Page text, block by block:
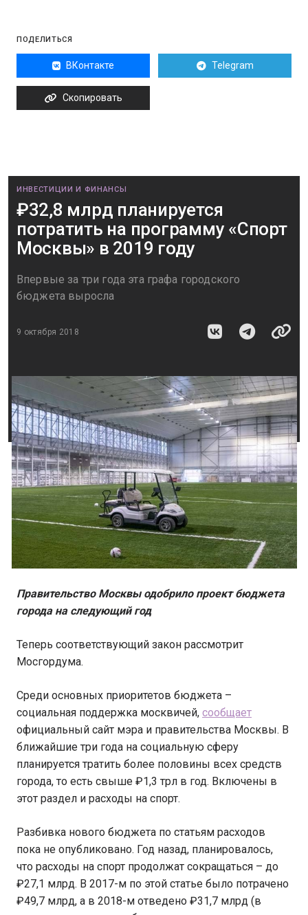
ПОДЕЛИТЬСЯ
ВКонтакте Telegram
Скопировать
ИНВЕСТИЦИИ И ФИНАНСЫ
₽32,8 млрд планируется
потратить на программу «Спорт
Москвы» в 2019 году
Впервые за три года эта графа городского
бюджета выросла
9 октября 2018
Правительство Москвы одобрило проект бюджета
города на следующий год
Теперь соответствующий закон рассмотрит
Мосгордума.
Среди основных приоритетов бюджета –
социальная поддержка москвичей, сообщает
официальный сайт мэра и правительства Москвы. В
ближайшие три года на социальную сферу
планируется тратить более половины всех средств
города, то есть свыше ₽1,3 трл в год. Включены в
этот раздел и расходы на спорт.
Разбивка нового бюджета по статьям расходов
пока не опубликовано. Год назад, планировалось,
что расходы на спорт продолжат сокращаться – до
₽27,1 млрд. В 2017-м по этой статье было потрачено
₽49,7 млрд, а в 2018-м отведено ₽31,7 млрд (в